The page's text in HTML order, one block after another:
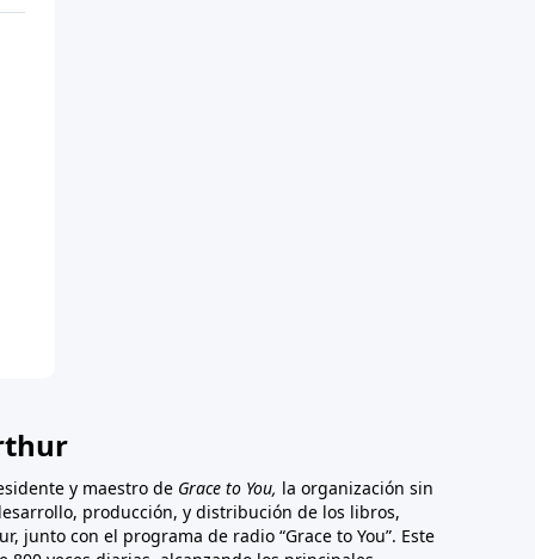
y maestro de Grace to You, la organización sin
producción, y distribución de los libros,
junto con el programa de radio “Grace to You”. Este